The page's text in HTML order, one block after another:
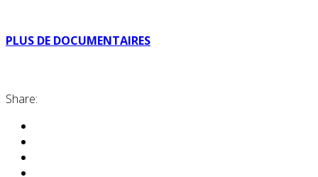
PLUS DE DOCUMENTAIRES
Share: